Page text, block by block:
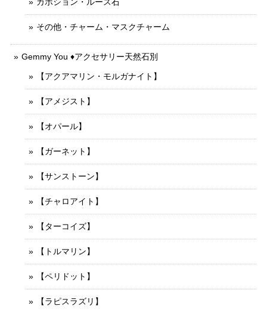
カボション・ルース石
その他・チャーム・マスクチャーム
Gemmy You ♦︎アクセサリー天然石別
【アクアマリン・モルガナイト】
【アメジスト】
【オパール】
【ガーネット】
【サンストーン】
【チャロアイト】
【ターコイズ】
【トルマリン】
【ペリドット】
【ラピスラズリ】